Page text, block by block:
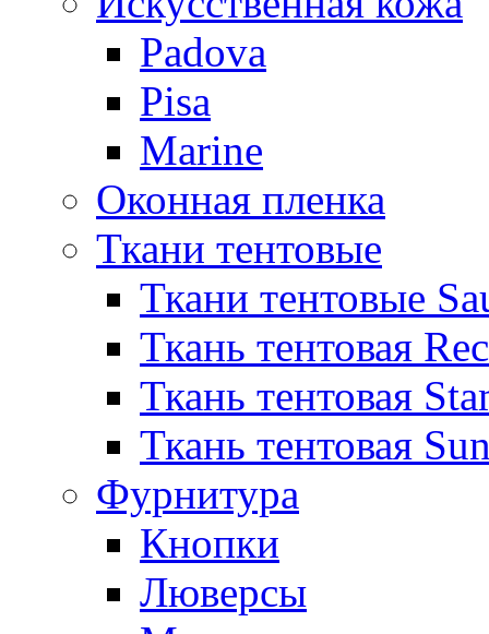
Padova
Pisa
Marine
Оконная пленка
Ткани тентовые
Ткани тентовые
Ткань тентовая
Ткань тентовая
Ткань тентовая
Фурнитура
Кнопки
Люверсы